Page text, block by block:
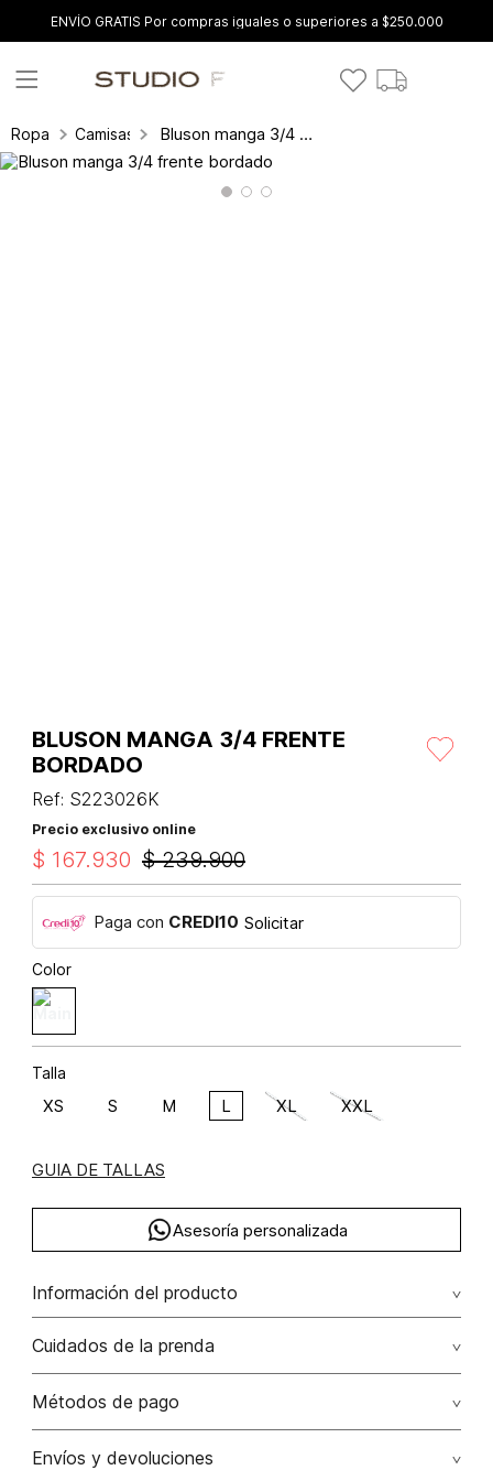
ENVÍO GRATIS Por compras iguales o superiores a $250.000
Ropa Camisas y blusas Bluson manga 3/4 frente bordado
BLUSON MANGA 3/4 FRENTE
BORDADO
Ref: S223026K
Precio exclusivo online
$ 239.900
$ 167.930
Paga con CREDI10 Solicitar
Color
Talla
XS S M L XL XXL
GUIA DE TALLAS
Asesoría personalizada
Información del producto
Bluson manga 3/4 con correa, puño surcido, con un
estampado fresco y tranquilo, perfecto para tu look en días
cálidos. lino 100% 100.00% lino/linen
Cuidados de la prenda
Lavado profesional en húmedo (w) planchar con vapor
No lavar
Métodos de pago
Tarjetas de crédito: Visa, Dinners, Master Card y American
Envíos y devoluciones